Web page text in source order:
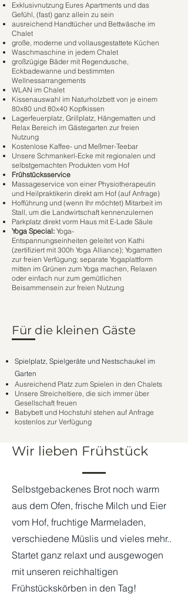
Exklusivnutzung Eures Apartments und das
Gefühl, (fast) ganz allein zu sein
ausreichend Handtücher und Bettwäsche im
Chalet
große, moderne und vollausgestattete Küchen
Waschmaschine in jedem Chalet
großzügige Bäder mit Regendusche,
Eckbadewanne und bestimmten
Wellnessarrangements
WLAN im Chalet
Kissenauswahl im Naturholzbett von je einem
80x80 und 80x40 Kopfkissen
Lagerfeuerplatz, Grillplatz, Hängematten und
Relax Bereich im Gästegarten zur freien
Nutzung
Kostenlose Kaffee- und Meßmer-Teebar
Unsere Schmankerl-Ecke mit regionalen und
selbstgemachten Produkten vom Hof
Frühstücksservice
Massageservice von einer Physiotherapeutin
und Heilpraktikerin direkt am Hof (auf Anfrage)
Hofführung und (wenn Ihr möchtet) Mitarbeit im
Stall, um die Landwirtschaft kennenzulernen
Parkplatz direkt vorm Haus mit E-Lade Säule
Yoga Special: Yoga-
Entspannungseinheiten geleitet von Kathi
(zertifiziert mit 300h Yoga Alliance); Yogamatten
zur freien Verfügung; separate Yogaplattform
mitten im Grünen zum Yoga machen, Relaxen
oder einfach nur zum gemütlichen
Beisammensein zur freien Nutzung
Für die kleinen Gäste
​Spielplatz, Spielgeräte und Nestschaukel im
Garten
Ausreichend Platz zum Spielen in den Chalets
Unsere Streicheltiere, die sich immer über
Gesellschaft freuen
Babybett und Hochstuhl stehen auf Anfrage
kostenlos zur Verfügung
Wir lieben Frühstück
Selbstgebackenes Brot noch warm
aus dem Ofen, frische Milch und Eier
vom Hof, fruchtige Marmeladen,
verschiedene Müslis und vieles mehr..
Startet ganz relaxt und ausgewogen
mit unseren reichhaltigen
Frühstückskörben in den Tag!